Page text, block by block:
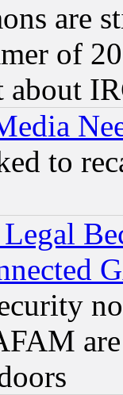
are
of
about
to